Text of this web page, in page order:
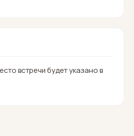
встречи будет указано в